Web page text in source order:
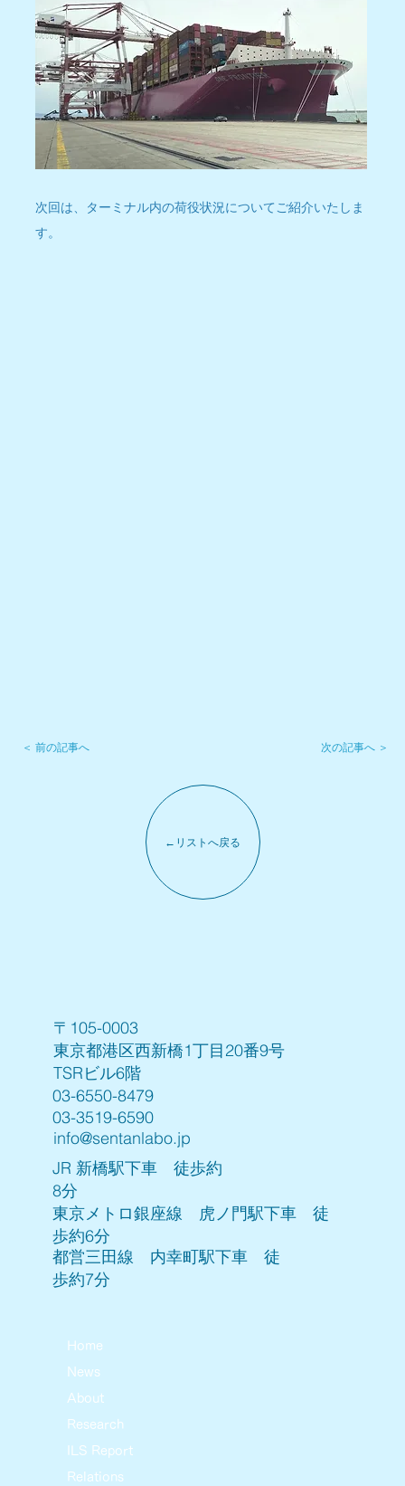
次の記事へ ＞
＜ 前の記事へ
次回は、ターミナル内の荷役状況についてご紹介いたしま
す。
←リストへ戻る
〒105-0003
東京都港区西新橋1丁目20番9号
TSRビル6階
03-6550-8479
03-3519-6590
info@sentanlabo.jp
JR 新橋駅下車 徒歩約
8分
東京メトロ銀座線 虎ノ門駅下車 徒
歩約6分
都営三田線 内幸町駅下車 徒
歩約7分
Home
News
About
Research
ILS Report
Relations